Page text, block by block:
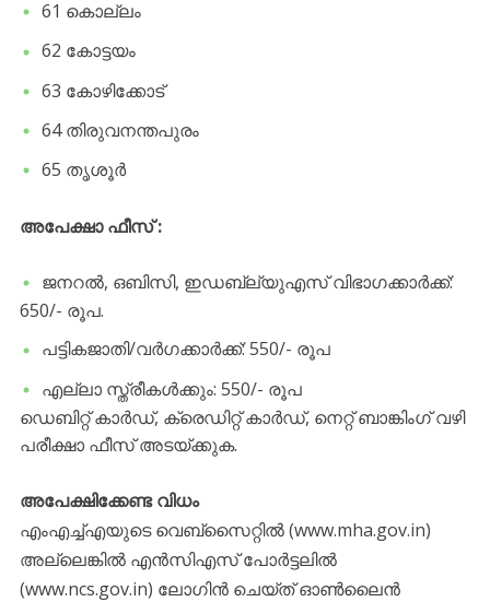
61 കൊല്ലം
62 കോട്ടയം
63 കോഴിക്കോട്
64 തിരുവനന്തപുരം
65 തൃശൂർ
അപേക്ഷാ ഫീസ് :
ജനറൽ, ഒബിസി, ഇഡബ്ല്യുഎസ് വിഭാഗക്കാർക്ക്:
650/- രൂപ.
പട്ടികജാതി/വർഗക്കാർക്ക്: 550/- രൂപ
എല്ലാ സ്ത്രീകൾക്കും: 550/- രൂപ
ഡെബിറ്റ് കാർഡ്, ക്രെഡിറ്റ് കാർഡ്, നെറ്റ് ബാങ്കിംഗ് വഴി
പരീക്ഷാ ഫീസ് അടയ്ക്കുക.
അപേക്ഷിക്കേണ്ട വിധം
എംഎച്ച്എയുടെ വെബ്‌സൈറ്റിൽ (www.mha.gov.in)
അല്ലെങ്കിൽ എൻസിഎസ് പോർട്ടലിൽ
(www.ncs.gov.in) ലോഗിൻ ചെയ്‌ത് ഓൺലൈൻ